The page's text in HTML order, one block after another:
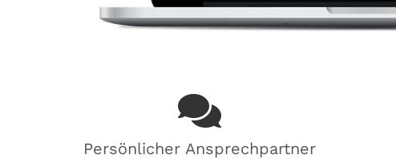
Persönlicher Ansprechpartner